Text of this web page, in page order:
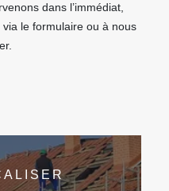
dans l’immédiat,
via le formulaire ou à nous